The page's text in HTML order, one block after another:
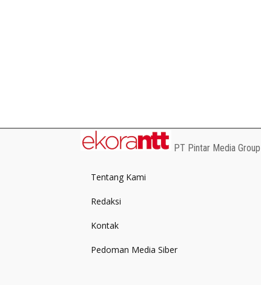
PT Pintar Media Group
Tentang Kami
Redaksi
Kontak
Pedoman Media Siber